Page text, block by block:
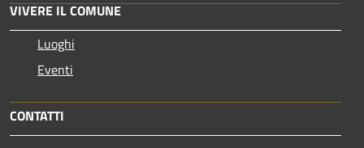
VIVERE IL COMUNE
Luoghi
Eventi
CONTATTI